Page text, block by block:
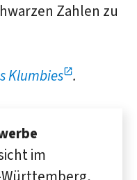
Zahlen zu
Klumbies .
im